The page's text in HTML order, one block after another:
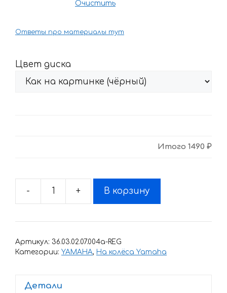
Очистить
Ответы про материалы тут
Цвет диска
Итого 1490 ₽
-
Количество
Комплект
с
+ В корзину
Артикул: 36.03.02.07.004a-REG
Категории: YAMAHA, На колёса Yamaha
Детали